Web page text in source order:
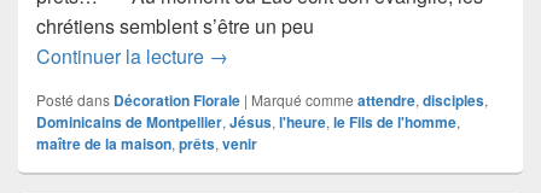
chrétiens semblent s’être un peu
Continuer la lecture Restons vigilants, soyons prêts…
→
Posté dans Décoration Florale | Marqué comme attendre, disciples,
Dominicains de Montpellier, Jésus, l'heure, le Fils de l'homme,
maître de la maison, prêts, venir